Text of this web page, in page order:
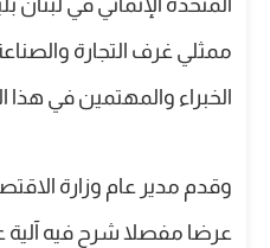
المتحدة الإنمائي في لبنان
ممثلي غرف التجارة
الخبراء والمهتمين في هذا
وقدم مدير عام وزارة
عرضا مفصلا شرح فيه